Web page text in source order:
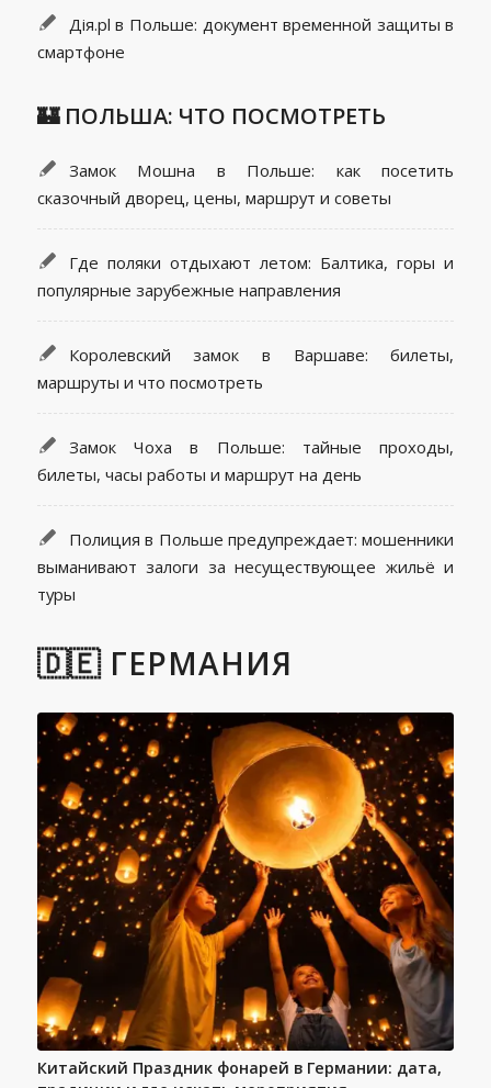
Дія.pl в Польше: документ временной защиты в
смартфоне
🏰 ПОЛЬША: ЧТО ПОСМОТРЕТЬ
Замок Мошна в Польше: как посетить
сказочный дворец, цены, маршрут и советы
Где поляки отдыхают летом: Балтика, горы и
популярные зарубежные направления
Королевский замок в Варшаве: билеты,
маршруты и что посмотреть
Замок Чоха в Польше: тайные проходы,
билеты, часы работы и маршрут на день
Полиция в Польше предупреждает: мошенники
выманивают залоги за несуществующее жильё и
туры
🇩🇪 ГЕРМАНИЯ
Китайский Праздник фонарей в Германии: дата,